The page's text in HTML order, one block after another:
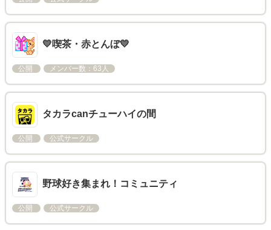
💛喫茶・赤とんぼ💛
公開 メンバー数：63人
タカラcanチューハイの間
公開 公式サークル
野球好き集まれ！コミュニティ
公開 公式サークル